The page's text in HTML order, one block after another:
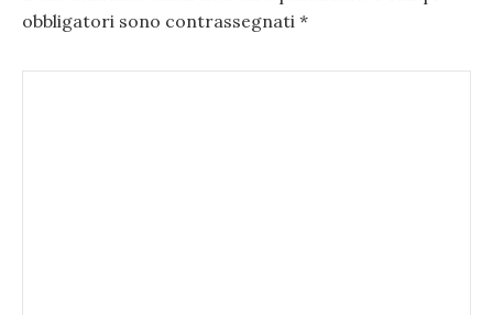
obbligatori sono contrassegnati *